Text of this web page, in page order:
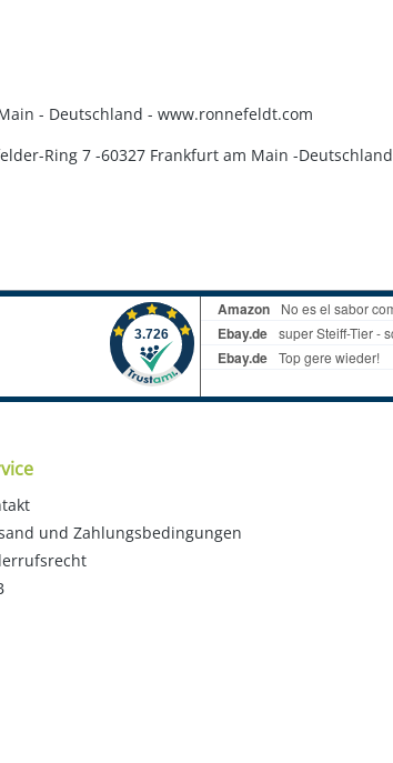
- Deutschland - www.ronnefeldt.com
Ring 7 -60327 Frankfurt am Main -Deutschland
und Zahlungsbedingungen